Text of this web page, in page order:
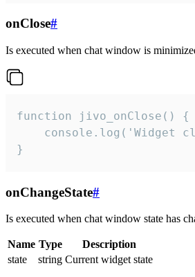
onClose#
Is executed when chat window is
function jivo_onClose() {
console.log('Widget
}
onChangeState#
Is executed when chat window state has
Name Type
Description
state
string Current widget state